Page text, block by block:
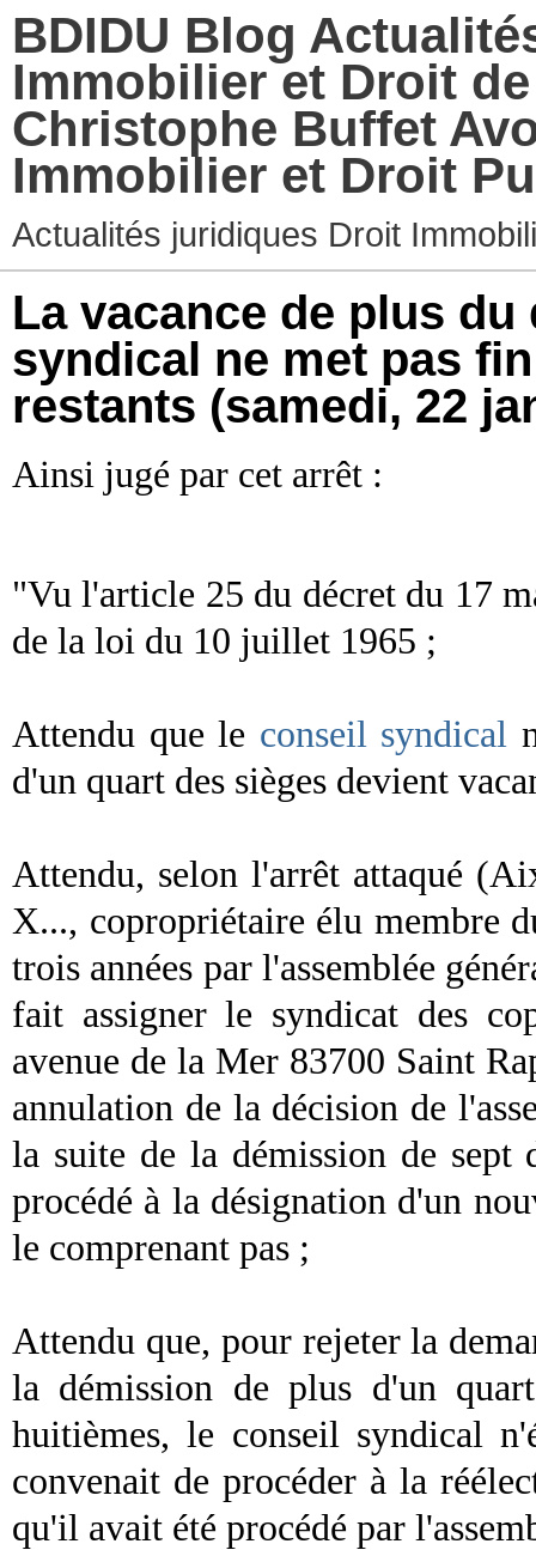
BDIDU Blog
Immobilier et Droit
Christophe Buffet
Immobilier et Droit
Actualités juridiques Droit
La vacance de plus
syndical ne met pas
restants (samedi, 22
Ainsi jugé par cet arrêt :
"Vu l'article 25 du décret du 17
de la loi du 10 juillet 1965 ;
Attendu que le conseil syndical
d'un quart des sièges devient
Attendu, selon l'arrêt attaqué
X..., copropriétaire élu membre
trois années par l'assemblée
fait assigner le syndicat des
avenue de la Mer 83700 Saint
annulation de la décision de
la suite de la démission de
procédé à la désignation d'un
le comprenant pas ;
Attendu que, pour rejeter la
la démission de plus d'un
huitièmes, le conseil syndical
convenait de procéder à la
qu'il avait été procédé par